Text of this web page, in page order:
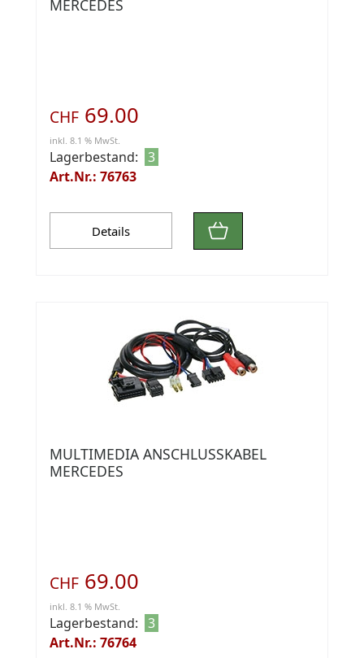
MERCEDES
CHF 69.00
inkl. 8.1 % MwSt.
Lagerbestand: 3
Art.Nr.: 76763
Details
MULTIMEDIA ANSCHLUSSKABEL
MERCEDES
CHF 69.00
inkl. 8.1 % MwSt.
Lagerbestand: 3
Art.Nr.: 76764